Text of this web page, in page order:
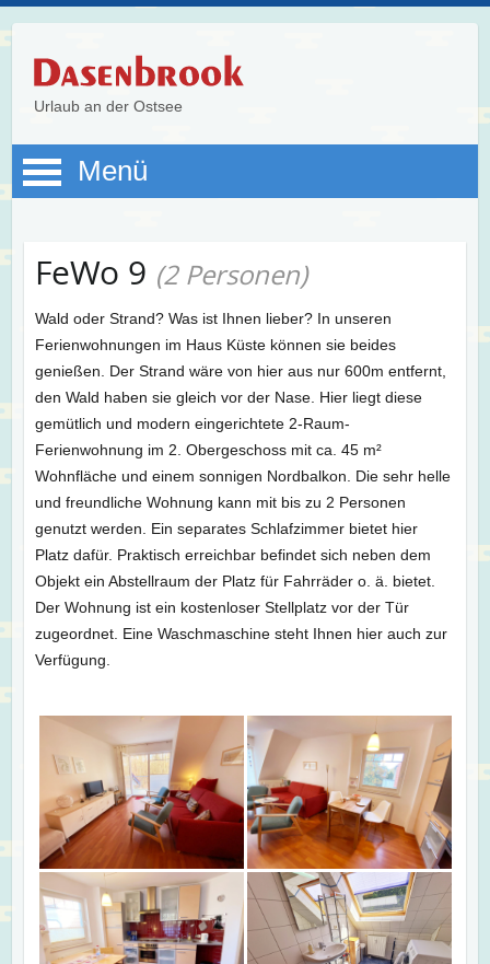
Urlaub an der Ostsee
Menü
FeWo 9 (2 Personen)
Wald oder Strand? Was ist Ihnen lieber? In unseren
Ferienwohnungen im Haus Küste können sie beides
genießen. Der Strand wäre von hier aus nur 600m entfernt,
den Wald haben sie gleich vor der Nase. Hier liegt diese
gemütlich und modern eingerichtete 2-Raum-
Ferienwohnung im 2. Obergeschoss mit ca. 45 m²
Wohnfläche und einem sonnigen Nordbalkon. Die sehr helle
und freundliche Wohnung kann mit bis zu 2 Personen
genutzt werden. Ein separates Schlafzimmer bietet hier
Platz dafür. Praktisch erreichbar befindet sich neben dem
Objekt ein Abstellraum der Platz für Fahrräder o. ä. bietet.
Der Wohnung ist ein kostenloser Stellplatz vor der Tür
zugeordnet. Eine Waschmaschine steht Ihnen hier auch zur
Verfügung.